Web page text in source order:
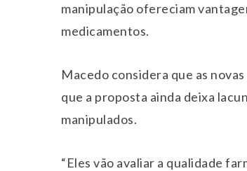
manipulação ofereciam
medicamentos.
Macedo considera que as
que a proposta ainda deixa
manipulados.
“Eles vão avaliar a qualidade